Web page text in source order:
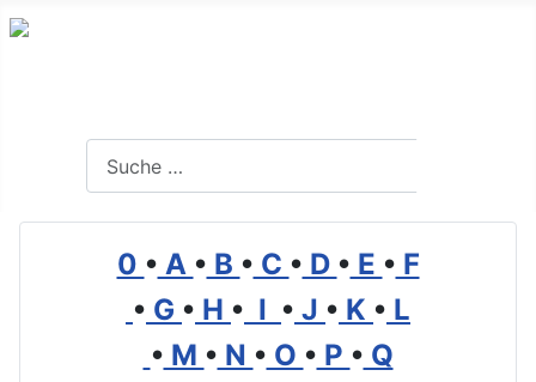
0 • A • B • C • D • E • F
• G • H • I • J • K • L
• M • N • O • P • Q